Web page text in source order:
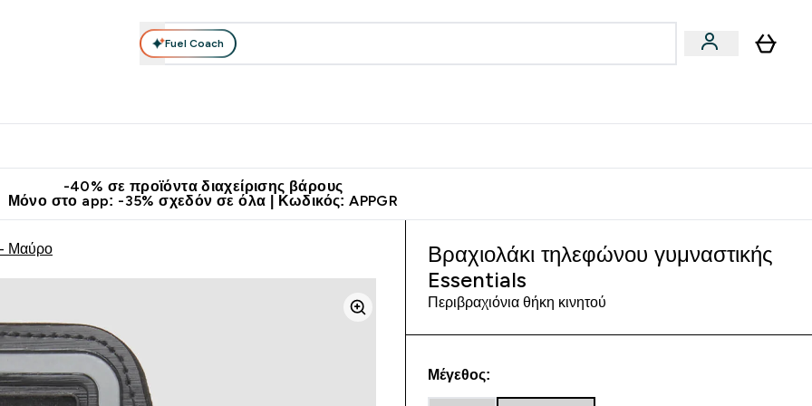
Fuel Coach
-40% σε προϊόντα διαχείρισης βάρους
Μόνο στο app: -35% σχεδόν σε όλα | Κωδικός: APPGR
- Μαύρο
Βραχιολάκι τηλεφώνου γυμναστικής
Essentials
Περιβραχιόνια θήκη κινητού
Μέγεθος: